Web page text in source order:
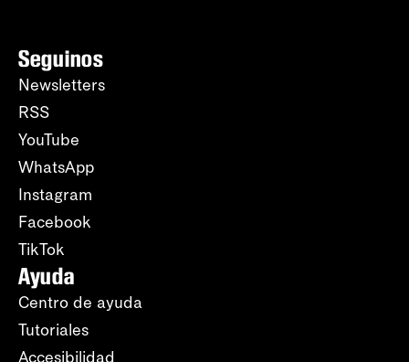
Seguinos
Newsletters
RSS
YouTube
WhatsApp
Instagram
Facebook
TikTok
Ayuda
Centro de ayuda
Tutoriales
Accesibilidad